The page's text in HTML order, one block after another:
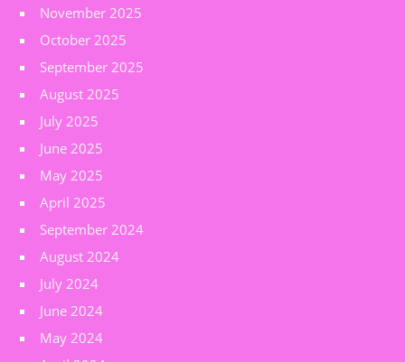
November 2025
October 2025
September 2025
August 2025
July 2025
June 2025
May 2025
April 2025
September 2024
August 2024
July 2024
June 2024
May 2024